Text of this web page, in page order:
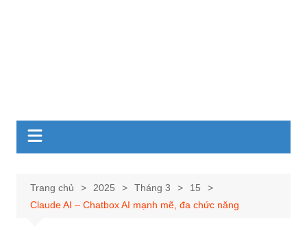
Trang chủ 2025 Tháng 3
15
Claude AI – Chatbox AI mạnh mẽ, đa chức năng